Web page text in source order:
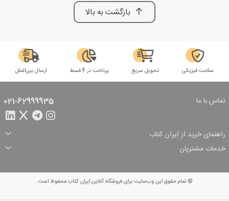
بازگشت به بالا
سلامت فیزیکی تحویل سریع پرداخت در 4 قسط ارسال بین‌الملل
تماس با ما 021-62999935
راهنمای خرید از ایران کتاب
ثبت سفارش
شرایط ارسال سفارش
شیوه پرداخت
تخفیف‌های خرید
خدمات مشتریان
© تمام حقوق این وب‌سایت برای فروشگاه آنلاین ایران کتاب محفوظ است.